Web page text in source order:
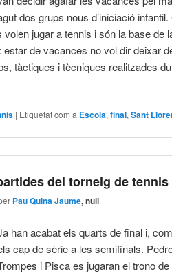
dos grups nous d’iniciació
jugar a tennis i són la base de
de vacances no vol dir deixar
tàctiques i tècniques realitzades
| Etiquetat com a Escola,final,Sant
del torneig de tennis
Pau Quina Jaume, null
han acabat els quarts de final i,
cap de sèrie a les semifinals.
i Pisca es jugaran el trono